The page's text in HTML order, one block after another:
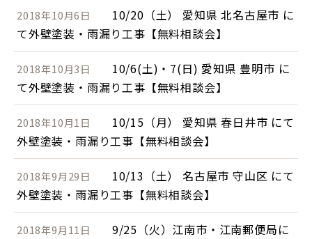
2018年10月6日
10/20（土） 愛知県 北名古屋市 に
て外壁塗装・雨漏り工事【無料相談会】
2018年10月3日
10/6(土)・7(日) 愛知県 豊明市 に
て外壁塗装・雨漏り工事【無料相談会】
2018年10月1日
10/15（月） 愛知県 春日井市 にて
外壁塗装・雨漏り工事【無料相談会】
2018年9月29日
10/13（土） 名古屋市 守山区 にて
外壁塗装・雨漏り工事【無料相談会】
2018年9月11日
9/25（火）江南市・江南郵便局に